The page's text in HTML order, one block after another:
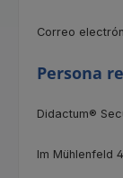
Correo
Persona
Didactum®
Im Mühlenfeld 4